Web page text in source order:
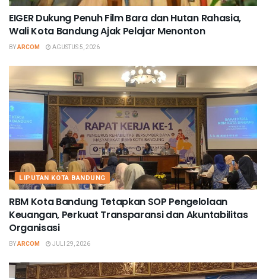
EIGER Dukung Penuh Film Bara dan Hutan Rahasia,
Wali Kota Bandung Ajak Pelajar Menonton
BYARCOM AGUSTUS 5, 2026
LIPUTAN KOTA BANDUNG
RBM Kota Bandung Tetapkan SOP Pengelolaan
Keuangan, Perkuat Transparansi dan Akuntabilitas
Organisasi
BYARCOM JULI 29, 2026